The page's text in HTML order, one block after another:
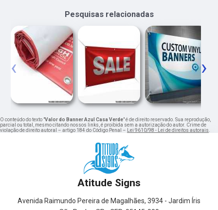
Pesquisas relacionadas
‹ ›
O conteúdo do texto "Valor do Banner Azul Casa Verde" é de direito reservado. Sua reprodução,
parcial ou total, mesmo citando nossos links, é proibida sem a autorização do autor. Crime de
violação de direito autoral – artigo 184 do Código Penal –
Lei 9610/98 - Lei de direitos autorais
Atitude Signs
Avenida Raimundo Pereira de Magalhães, 3934 - Jardim Íris